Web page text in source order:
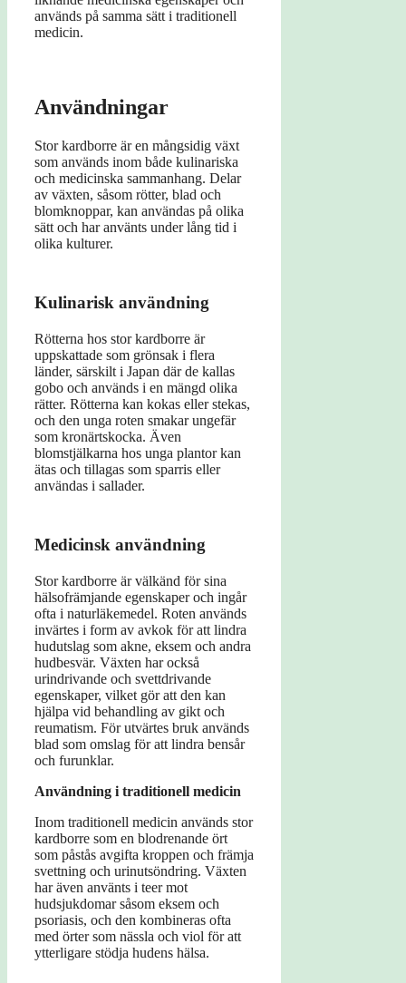
används på samma sätt i traditionell
medicin.
Användningar
Stor kardborre är en mångsidig växt
som används inom både kulinariska
och medicinska sammanhang. Delar
av växten, såsom rötter, blad och
blomknoppar, kan användas på olika
sätt och har använts under lång tid i
olika kulturer.
Kulinarisk användning
Rötterna hos stor kardborre är
uppskattade som grönsak i flera
länder, särskilt i Japan där de kallas
gobo och används i en mängd olika
rätter. Rötterna kan kokas eller stekas,
och den unga roten smakar ungefär
som kronärtskocka. Även
blomstjälkarna hos unga plantor kan
ätas och tillagas som sparris eller
användas i sallader.
Medicinsk användning
Stor kardborre är välkänd för sina
hälsofrämjande egenskaper och ingår
ofta i naturläkemedel. Roten används
invärtes i form av avkok för att lindra
hudutslag som akne, eksem och andra
hudbesvär. Växten har också
urindrivande och svettdrivande
egenskaper, vilket gör att den kan
hjälpa vid behandling av gikt och
reumatism. För utvärtes bruk används
blad som omslag för att lindra bensår
och furunklar.
Användning i traditionell medicin
Inom traditionell medicin används stor
kardborre som en blodrenande ört
som påstås avgifta kroppen och främja
svettning och urinutsöndring. Växten
har även använts i teer mot
hudsjukdomar såsom eksem och
psoriasis, och den kombineras ofta
med örter som nässla och viol för att
ytterligare stödja hudens hälsa.